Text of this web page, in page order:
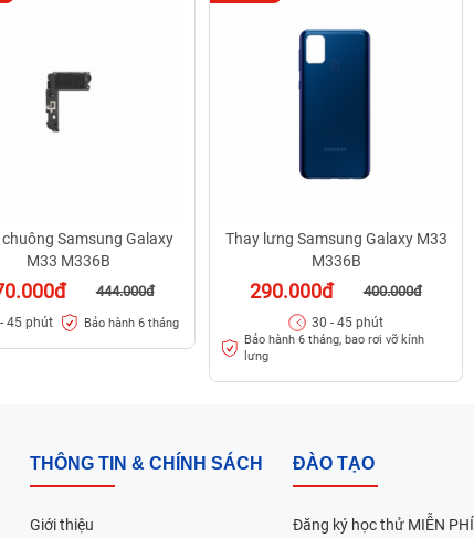
Samsung Galaxy
M33 M336B
444.000đ
45 phút Bảo hành 6 tháng
Thay lưng Samsung Galaxy M33
M336B
290.000đ 400.000đ
30 - 45 phút
Bảo hành 6 tháng, bao rơi vỡ kính
lưng
THÔNG TIN & CHÍNH SÁCH
Giới thiệu
ĐÀO TẠO
Đăng ký học thử MIỄN PHÍ